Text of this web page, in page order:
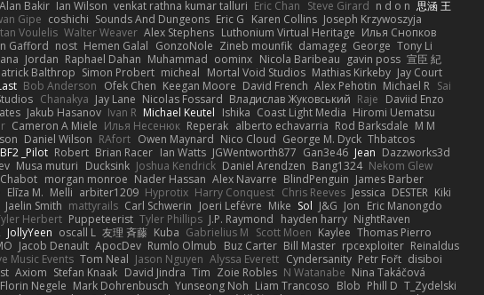
Alan Bakir Ian Wilson venkat rathna kumar talluri Eric Chan Steve Girard n d o n 思涵 王
Gipe coshichi Sounds And Dungeons Eric G Karen Collins Joseph Krzywoszyja
Voulelis Walter Weaver Alex Stephens Luthonium Virtual Heritage Илья Снопков
Gafford nost Hemen Galal GonzoNole Zineb mounfik damageg George Tony Li
Jordan Raphael Dahan Muhammad oominx Nicola Baribeau gavin poss 宣臣 紀
Balthrop Simon Probert micheal Mortal Void Studios Mathias Kirkeby Jay Court
Bob Anderson Ofek Chen Keegan Moore David French Alex Pehotin Michael R Sai
Chanakya Jay Lane Nicolas Fossard Владислав Жуковський Raje Daviid Enzo
Jakub Hasanov Ivan R Michael Keutel Ishika Coast Light Media Hiromi Uematsu
Cameron A Miele Илья Несенюк Reperak alberto echavarria Rod Barksdale M M
Daniel Wilson RAfort Owen Maynard Nico Cloud George M. Dyck Thbatcos
BF2 _Pilot Robert Brian Racer Ian Watts JGWentworth877 Gan3e46 Jean Dazzworks3d
Musa muturi Ducksink Joshua Kendrick Daniel Arendzen Bang1324 Nekom Glew
morgan monroe Nader Hassan Alex Navarre BlindPenguin James Barber
Elīza M. Melli arbiter1209 Hyprotix Harry Conquest Chris Reeves Jessica DESTER Kiki
Jaelin Smith mattyrails Carl Schwerin Joeri Lefévre Mike Sol J&G Jon Eric Manongdo
Herbert Puppeteerist Tyler Phillips J.P. Raymond hayden harry NightRaven
JollyYeen oscall L 友理 斉藤 Kuba Gabrielius M Scott Moen Kaylee Thomas Pierro
Jacob Denault ApocDev Rumlo Olmub Buz Carter Bill Master rpcexploiter Reinaldus
Music Events Tom Neal Jason Nguyen Alyssa Everett Cyndersanity Petr Fořt disiboi
Axiom Stefan Knaak David Jindra Tim Zoie Robles N Watanabe Nina Takáčová
Florin Negele Mark Dohrenbusch Yunseong Noh Liam Trancoso Blob Phill D T_Zydelski